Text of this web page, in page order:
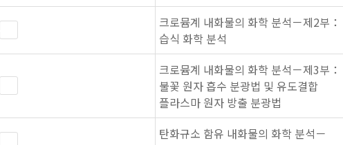
크로뮴계 내화물의 화학 분석－제2부：
습식 화학 분석
크로뮴계 내화물의 화학 분석－제3부：
불꽃 원자 흡수 분광법 및 유도결합
플라스마 원자 방출 분광법
탄화규소 함유 내화물의 화학 분석－